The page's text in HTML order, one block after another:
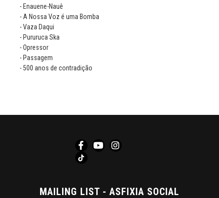
- Enauene-Nauê
- A Nossa Voz é uma Bomba
- Vaza Daqui
- Pururuca Ska
- Opressor
- Passagem
- 500 anos de contradição
MAILING LIST - ASFIXIA SOCIAL